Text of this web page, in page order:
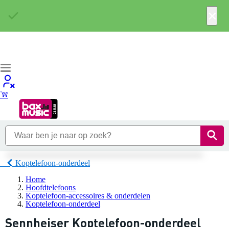
Koptelefoon-onderdeel
Home
Hoofdtelefoons
Koptelefoon-accessoires & onderdelen
Koptelefoon-onderdeel
Sennheiser Koptelefoon-onderdeel